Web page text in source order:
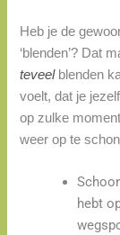
Heb je de
‘blenden’? Dat
teveel blenden
voelt, dat je
op zulke
weer op te
hebt